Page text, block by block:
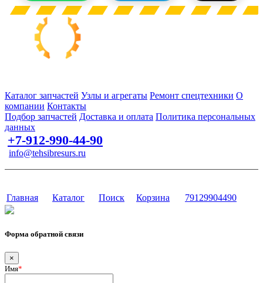
Каталог запчастей Узлы и агрегаты Ремонт спецтехники О
компании Контакты
Подбор запчастей Доставка и оплата Политика персональных
данных
+7-912-990-44-90
info@tehsibresurs.ru
Главная Каталог Поиск Корзина 79129904490
Форма обратной связи
×
Имя*